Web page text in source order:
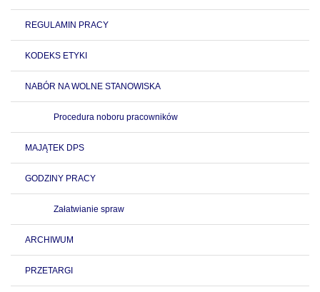
REGULAMIN PRACY
KODEKS ETYKI
NABÓR NA WOLNE STANOWISKA
Procedura noboru pracowników
MAJĄTEK DPS
GODZINY PRACY
Załatwianie spraw
ARCHIWUM
PRZETARGI